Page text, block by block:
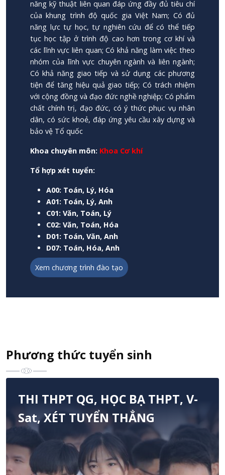
năng kỹ thuật liên quan đáp ứng đầy đủ tiêu chí
của khung trình độ quốc gia Việt Nam; Có đủ
năng lực tự học, tự nghiên cứu để có thể tiếp
tục học tập ở trình độ cao hơn trong cơ khí và
các lĩnh vực liên quan; Có khả năng làm việc theo
nhóm của lĩnh vực chuyên ngành và liên ngành;
Có khả năng giao tiếp và sử dụng các phương
tiện để tăng hiệu quả giao tiếp; Có trách nhiệm
với cộng đồng và đạo đức nghề nghiệp; Có phẩm
chất chính trị, đạo đức, có ý thức phục vụ nhân
dân, có sức khoẻ, đáp ứng yêu cầu xây dựng và
bảo vệ Tổ quốc
Khoa chuyên môn: Khoa Cơ khí
Tổ hợp xét tuyển:
A00: Toán, Lý, Hóa
A01: Toán, Lý, Anh
C01: Văn, Toán, Lý
C02: Văn, Toán, Hóa
D01: Toán, Văn, Anh
D07: Toán, Hóa, Anh
Xem chương trình đào tạo
Phương thức tuyển sinh
THI THPT QG, HỌC BẠ THPT, V-
Sat, XÉT TUYỂN THẲNG